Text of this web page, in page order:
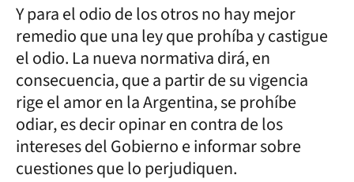
Y para el odio de los otros no hay mejor
remedio que una ley que prohíba y castigue
el odio. La nueva normativa dirá, en
consecuencia, que a partir de su vigencia
rige el amor en la Argentina, se prohíbe
odiar, es decir opinar en contra de los
intereses del Gobierno e informar sobre
cuestiones que lo perjudiquen.